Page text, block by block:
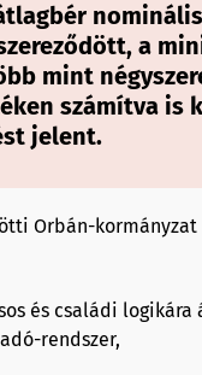
a
mint
számítva is
jelent.
Orbán-
és családi
rendszer,